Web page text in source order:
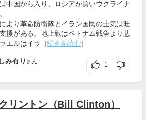
中国から入り、ロシアが買いウクライナ
より革命防衛隊とイラン国民の士気は旺
援がある。地上戦はベトナム戦争より悲
エルはイラ
[続きを読む]
み有り さん
1
リントン（Bill Clinton）